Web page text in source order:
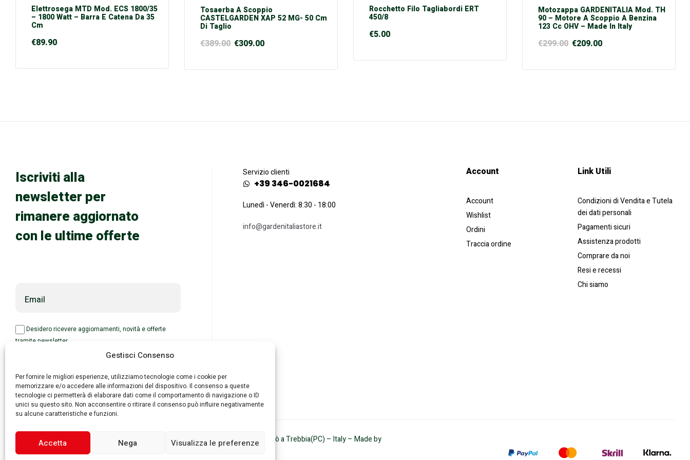
Gestisci Consenso
Per fornire le migliori esperienze, utilizziamo tecnologie come i cookie per
memorizzare e/o accedere alle informazioni del dispositivo. Il consenso a queste
tecnologie ci permetterà di elaborare dati come il comportamento di navigazione o ID
unici su questo sito. Non acconsentire o ritirare il consenso può influire negativamente
su alcune caratteristiche e funzioni.
Accetta Nega Visualizza le preferenze
Elettrosega MTD Mod. ECS 1800/35
– 1800 Watt – Barra E Catena Da 35
Cm
€89.90
Tosaerba A Scoppio
CASTELGARDEN XAP 52 MG- 50 Cm
Di Taglio
€389.00 €309.00
Rocchetto Filo Tagliabordi ERT
450/8
€5.00
Motozappa GARDENITALIA Mod. TH
90 – Motore A Scoppio A Benzina
123 Cc OHV – Made In Italy
€299.00 €209.00
Iscriviti alla
newsletter per
rimanere aggiornato
con le ultime offerte
Email
Desidero ricevere aggiornamenti, novità e offerte
tramite newsletter.
Servizio clienti
+39 346-0021684
Lunedì - Venerdì: 8:30 - 18:00
info@gardenitaliastore.it
Account​
Account
Wishlist
Ordini
Traccia ordine
Link Utili
Condizioni di Vendita e Tutela
dei dati personali
Pagamenti sicuri
Assistenza prodotti
Comprare da noi
Resi e recessi
Chi siamo
Eurosystems S.p.A. © – P. IVA : 00270140353 – Via Zaccarini, 8 29010 – San Nicolò a Trebbia(PC) – Italy – Made by
Quantik 🚀
Privacy Policy